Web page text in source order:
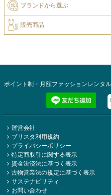
ブランドから選ぶ
販売商品
ポイント制・月額ファッションレンタ
運営会社
ブリスタ利用規約
プライバシーポリシー
特定商取引に関する表示
資金決済法に基づく表示
古物営業法の規定に基づく表示
サステナビリティ
お問い合わせ